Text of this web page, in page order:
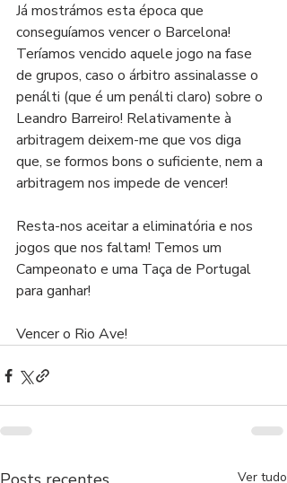
Já mostrámos esta época que
conseguíamos vencer o Barcelona!
Teríamos vencido aquele jogo na fase
de grupos, caso o árbitro assinalasse o
penálti (que é um penálti claro) sobre o
Leandro Barreiro! Relativamente à
arbitragem deixem-me que vos diga
que, se formos bons o suficiente, nem a
arbitragem nos impede de vencer!
Resta-nos aceitar a eliminatória e nos
jogos que nos faltam! Temos um
Campeonato e uma Taça de Portugal
para ganhar!
Vencer o Rio Ave!
Ver tudo